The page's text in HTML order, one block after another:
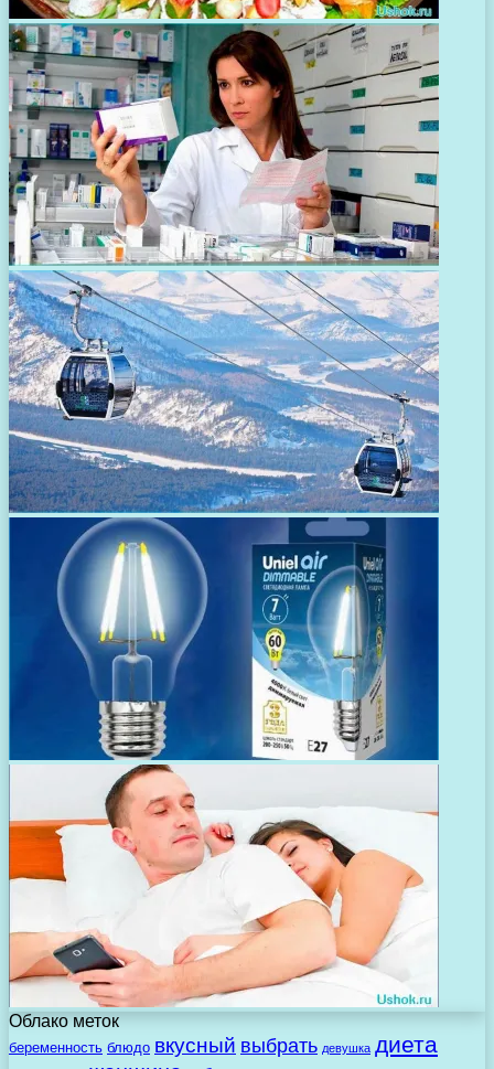
Облако меток
беременность блюдо вкусный выбрать девушка диета